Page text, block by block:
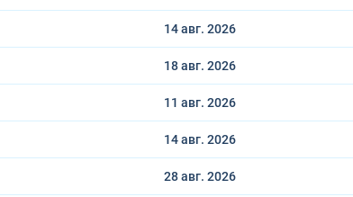
14 авг. 2026
18 авг. 2026
11 авг. 2026
14 авг. 2026
28 авг. 2026